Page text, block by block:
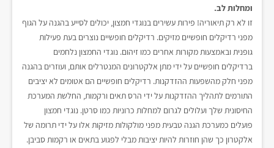
ומחלות לב.
זו לא רק תיאוריה! פירות עשירים בנוגדי חמצון, יכולים לסייע בהגנה על הגוף
מפני רדיקלים חופשיים מזיקים. רדיקלים חופשיים נוצרים בעת פעילות
גופנית ובאמצעות מקורות אחרים כמו זיהום. נוגדי החמצון נלחמים
ברדיקלים חופשיים על ידי מתן אלקטרונים המנטרלים אותם, ועוזרים בהגנה
מפני חלק מהשפעות ההזדקנות. רדיקלים חופשיים הם אטומים לא יציבים
התורמים לתהליך ההזדקנות על ידי הרס תאים ורקמות, החלשת המערכת
החיסונית שלך ועלולים לגרום למחלות כרוניות כמו סרטן. נוגדי חמצון
פועלים כמערכת הגנה טבעית מפני מולקולות מזיקות אלו על ידי תרומה של
אלקטרון כך שהן חוזרות להיות יציבות מבלי לפגוע בתאים או רקמות סביבן.